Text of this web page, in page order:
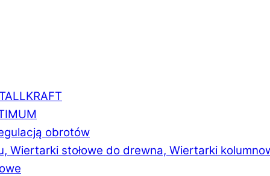
obrotów
Wiertarki stołowe do drewna, Wiertarki